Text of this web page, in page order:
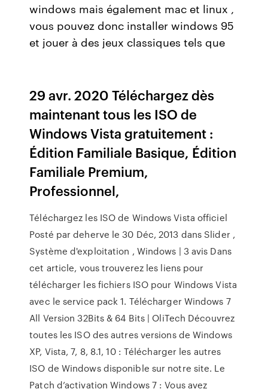
windows mais également mac et linux ,
vous pouvez donc installer windows 95
et jouer à des jeux classiques tels que
29 avr. 2020 Téléchargez dès
maintenant tous les ISO de
Windows Vista gratuitement :
Édition Familiale Basique, Édition
Familiale Premium,
Professionnel,
Téléchargez les ISO de Windows Vista officiel
Posté par deherve le 30 Déc, 2013 dans Slider ,
Système d'exploitation , Windows | 3 avis Dans
cet article, vous trouverez les liens pour
télécharger les fichiers ISO pour Windows Vista
avec le service pack 1. Télécharger Windows 7
All Version 32Bits & 64 Bits | OliTech Découvrez
toutes les ISO des autres versions de Windows
XP, Vista, 7, 8, 8.1, 10 : Télécharger les autres
ISO de Windows disponible sur notre site. Le
Patch d’activation Windows 7 : Vous avez